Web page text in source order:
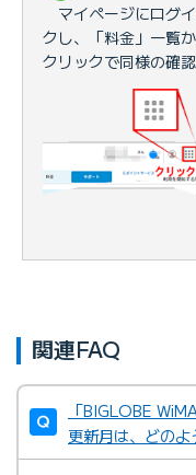
マイページにログ
クし、「料金」一覧
クリックで同様の確
関連FAQ
「BIGLOBE
更新月は、どの